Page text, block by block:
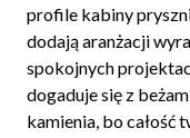
profile kabiny
dodają aranżacji
spokojnych
dogaduje się z
kamienia, bo całość